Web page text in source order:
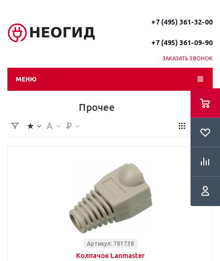
+7 (495) 361-32-00
+7 (495) 361-09-90
ЗАКАЗАТЬ ЗВОНОК
МЕНЮ
Прочее
Артикул: 781738
Колпачок Lanmaster